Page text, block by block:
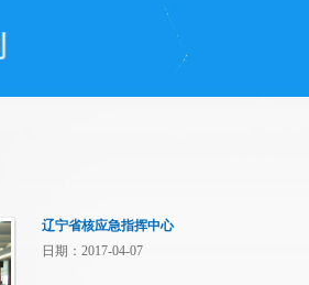
辽宁省核应急指挥中心
日期：2017-04-07